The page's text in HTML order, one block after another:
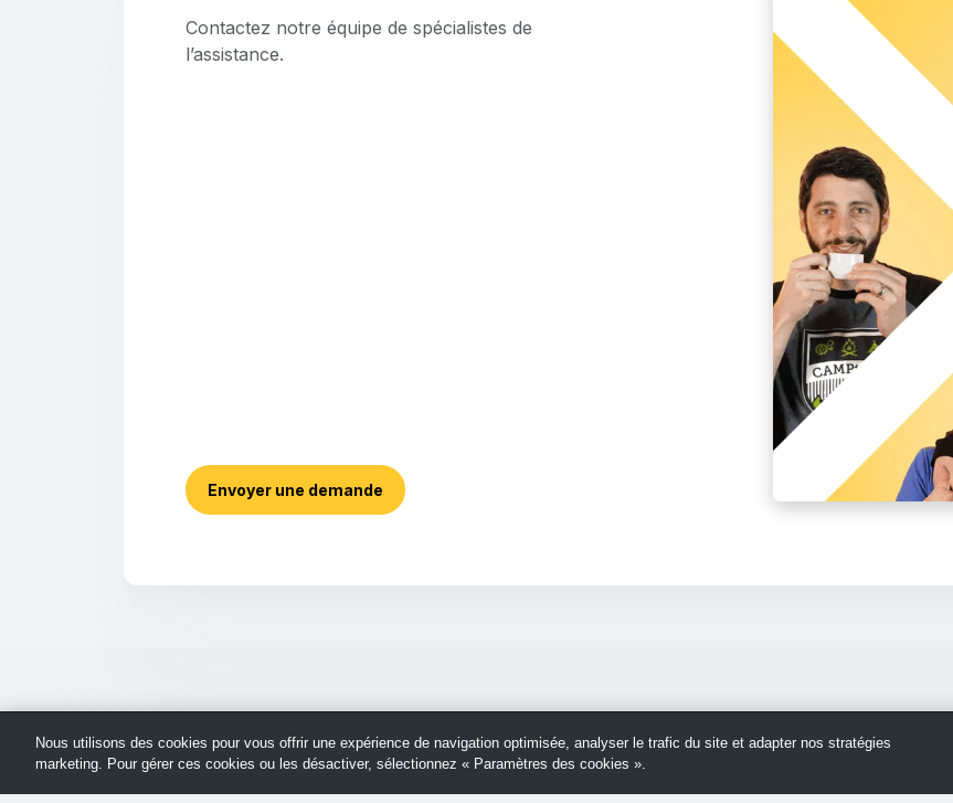
Contactez notre équipe de spécialistes de
l’assistance.
Envoyer une demande
Nous utilisons des cookies pour vous offrir une expérience de navigation optimisée, analyser le trafic du site et adapter nos stratégies
marketing. Pour gérer ces cookies ou les désactiver, sélectionnez « Paramètres des cookies ».